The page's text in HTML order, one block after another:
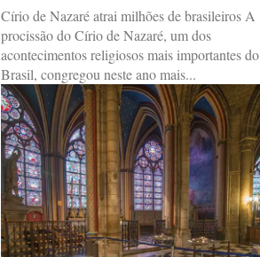
Círio de Nazaré atrai milhões de brasileiros A
procissão do Círio de Nazaré, um dos
acontecimentos religiosos mais importantes do
Brasil, congregou neste ano mais...